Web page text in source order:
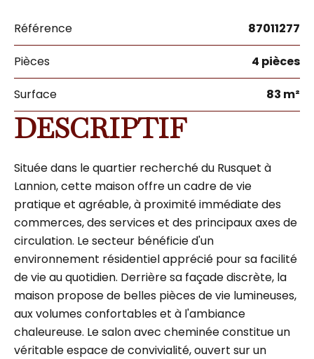
Référence 87011277
Pièces 4 pièces
Surface 83 m²
DESCRIPTIF
Située dans le quartier recherché du Rusquet à
Lannion, cette maison offre un cadre de vie
pratique et agréable, à proximité immédiate des
commerces, des services et des principaux axes de
circulation. Le secteur bénéficie d'un
environnement résidentiel apprécié pour sa facilité
de vie au quotidien. Derrière sa façade discrète, la
maison propose de belles pièces de vie lumineuses,
aux volumes confortables et à l'ambiance
chaleureuse. Le salon avec cheminée constitue un
véritable espace de convivialité, ouvert sur un